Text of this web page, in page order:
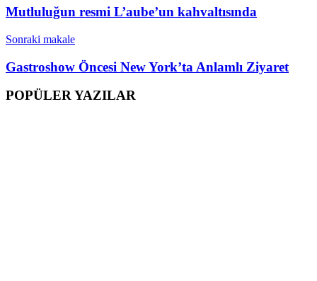
Mutluluğun resmi L’aube’un kahvaltısında
Sonraki makale
Gastroshow Öncesi New York’ta Anlamlı Ziyaret
POPÜLER YAZILAR